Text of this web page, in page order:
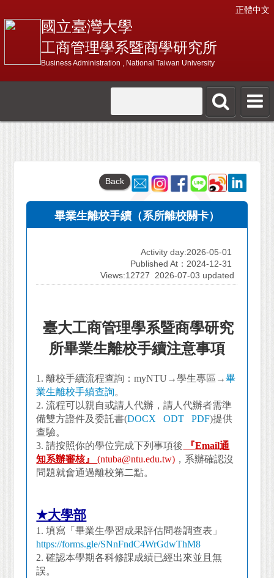
正體中文
國立臺灣大學
工商管理學系暨商學研究所
Business Administration , National Taiwan University
Back
畢業生離校手續（系所離校關卡）
Activity day:2026-05-01
Published At：2024-12-31
Views:12727
2026-07-03 updated
臺大工商管理學系暨商學研究
所畢業生離校手續注意事項
1.離校手續流程查詢：myNTU→學生專區→畢
業生離校手續查詢。
2. 流程可以親自或請人代辦，請人代辦者需準
備雙方證件及委託書(DOCX ODT PDF)提供
查驗。
3.請按照你的學位完成下列事項後 『Email通
知系辦審核』(ntuba@ntu.edu.tw) ，系辦確認沒
問題就會通過離校第二點。
★大學部
1.填寫「畢業生學習成果評估問卷調查表」
https://forms.gle/SNnFndC4WrGdwThM8
2.確認本學期各科修課成績已經出來並且無
誤。